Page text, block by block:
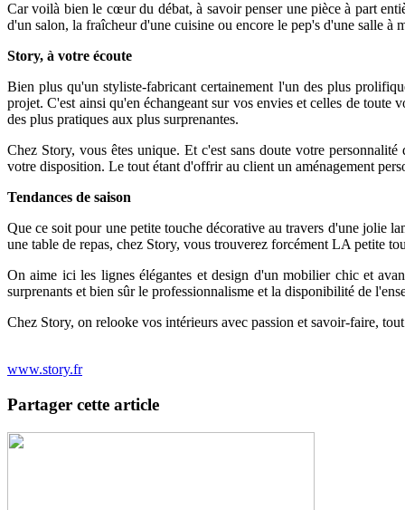
Car voilà bien le cœur du débat, à savoir penser une pièce à part
d'un salon, la fraîcheur d'une cuisine ou encore le pep's d'une salle à
Story, à votre écoute
Bien plus qu'un styliste-fabricant certainement l'un des plus
projet. C'est ainsi qu'en échangeant sur vos envies et celles de
des plus pratiques aux plus surprenantes.
Chez Story, vous êtes unique. Et c'est sans doute votre
votre disposition. Le tout étant d'offrir au client un aménagement
Tendances de saison
Que ce soit pour une petite touche décorative au travers d'une jolie
une table de repas, chez Story, vous trouverez forcément LA petite
On aime ici les lignes élégantes et design d'un mobilier chic et
surprenants et bien sûr le professionnalisme et la disponibilité de
Chez Story, on relooke vos intérieurs avec passion et savoir-faire,
www.story.fr
Partager cette article